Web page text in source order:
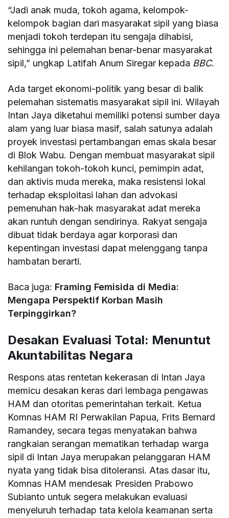
“Jadi anak muda, tokoh agama, kelompok-
kelompok bagian dari masyarakat sipil yang biasa
menjadi tokoh terdepan itu sengaja dihabisi,
sehingga ini pelemahan benar-benar masyarakat
sipil,” ungkap Latifah Anum Siregar kepada BBC.
Ada target ekonomi-politik yang besar di balik
pelemahan sistematis masyarakat sipil ini. Wilayah
Intan Jaya diketahui memiliki potensi sumber daya
alam yang luar biasa masif, salah satunya adalah
proyek investasi pertambangan emas skala besar
di Blok Wabu. Dengan membuat masyarakat sipil
kehilangan tokoh-tokoh kunci, pemimpin adat,
dan aktivis muda mereka, maka resistensi lokal
terhadap eksploitasi lahan dan advokasi
pemenuhan hak-hak masyarakat adat mereka
akan runtuh dengan sendirinya. Rakyat sengaja
dibuat tidak berdaya agar korporasi dan
kepentingan investasi dapat melenggang tanpa
hambatan berarti.
Baca juga: Framing Femisida di Media:
Mengapa Perspektif Korban Masih
Terpinggirkan?
Desakan Evaluasi Total: Menuntut
Akuntabilitas Negara
Respons atas rentetan kekerasan di Intan Jaya
memicu desakan keras dari lembaga pengawas
HAM dan otoritas pemerintahan terkait. Ketua
Komnas HAM RI Perwakilan Papua, Frits Bernard
Ramandey, secara tegas menyatakan bahwa
rangkaian serangan mematikan terhadap warga
sipil di Intan Jaya merupakan pelanggaran HAM
nyata yang tidak bisa ditoleransi. Atas dasar itu,
Komnas HAM mendesak Presiden Prabowo
Subianto untuk segera melakukan evaluasi
menyeluruh terhadap tata kelola keamanan serta